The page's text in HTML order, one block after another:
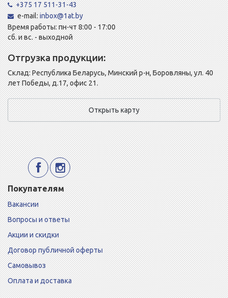
+375 17 511-31-43
e-mail:inbox@1at.by
Время работы: пн-чт 8:00 - 17:00
сб. и вс. - выходной
Отгрузка продукции:
Склад: Республика Беларусь, Минский р-н, Боровляны, ул. 40
лет Победы, д.17, офис 21.
Открыть карту
Покупателям
Вакансии
Вопросы и ответы
Акции и скидки
Договор публичной оферты
Самовывоз
Оплата и доставка